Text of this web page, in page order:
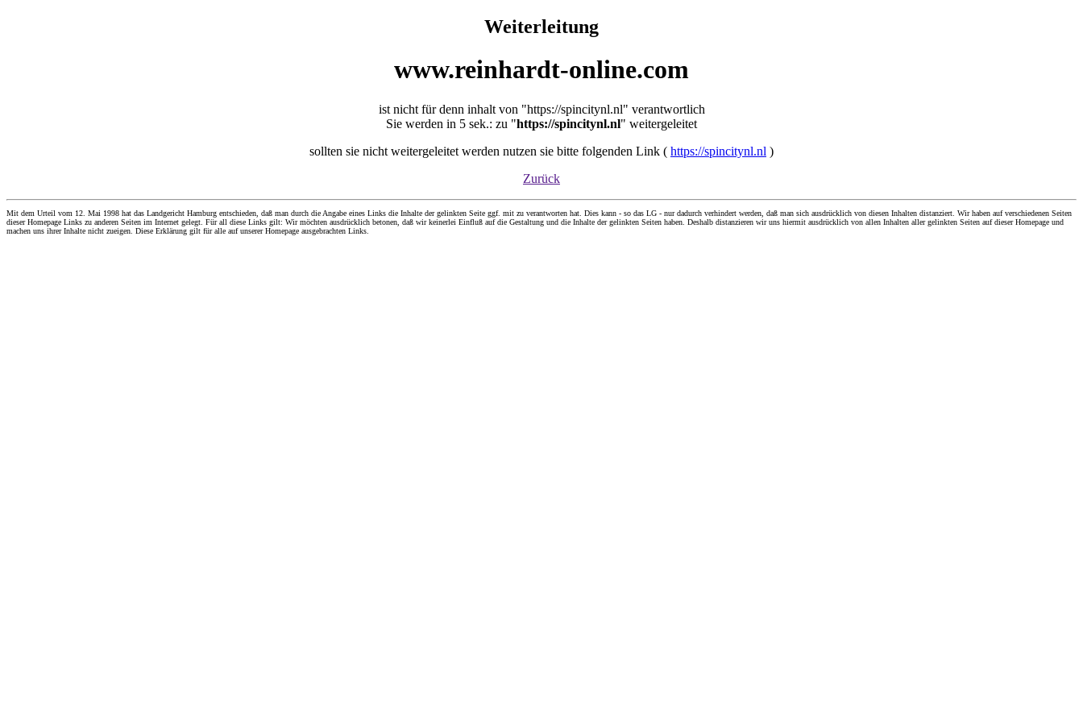
Weiterleitung
www.reinhardt-online.com
ist nicht für denn inhalt von "https://spincitynl.nl" verantwortlich
Sie werden in 5 sek.: zu "https://spincitynl.nl" weitergeleitet
sollten sie nicht weitergeleitet werden nutzen sie bitte folgenden Link ( https://spincitynl.nl )
Zurück
Mit dem Urteil vom 12. Mai 1998 hat das Landgericht Hamburg entschieden, daß man durch die Angabe eines Links die Inhalte der gelinkten Seite ggf. mit zu verantworten hat. Dies kann - so das LG - nur dadurch verhindert werden, daß man sich ausdrücklich von diesen Inhalten distanziert. Wir haben auf verschiedenen Seiten
dieser Homepage Links zu anderen Seiten im Internet gelegt. Für all diese Links gilt: Wir möchten ausdrücklich betonen, daß wir keinerlei Einfluß auf die Gestaltung und die Inhalte der gelinkten Seiten haben. Deshalb distanzieren wir uns hiermit ausdrücklich von allen Inhalten aller gelinkten Seiten auf dieser Homepage und
machen uns ihrer Inhalte nicht zueigen. Diese Erklärung gilt für alle auf unserer Homepage ausgebrachten Links.